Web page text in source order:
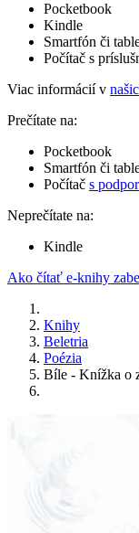
Pocketbook
Kindle
Smartfón či
Počítač s
Viac informácií v
Prečítate na:
Pocketbook
Smartfón či
Počítač s
Neprečítate na:
Kindle
Ako čítať e-knihy
Knihy
Beletria
Poézia
Bíle - Knížka o